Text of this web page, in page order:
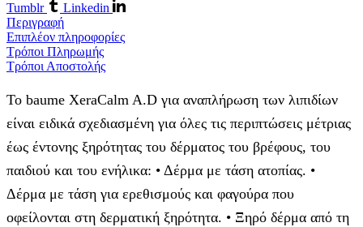
Tumblr
Linkedin
Περιγραφή
Επιπλέον πληροφορίες
Τρόποι Πληρωμής
Τρόποι Αποστολής
Το baume XeraCalm A.D για αναπλήρωση των λιπιδίων
είναι ειδικά σχεδιασμένη για όλες τις περιπτώσεις μέτριας
έως έντονης ξηρότητας του δέρματος του βρέφους, του
παιδιού και του ενήλικα: • Δέρμα με τάση ατοπίας. •
Δέρμα με τάση για ερεθισμούς και φαγούρα που
οφείλονται στη δερματική ξηρότητα. • Ξηρό δέρμα από τη